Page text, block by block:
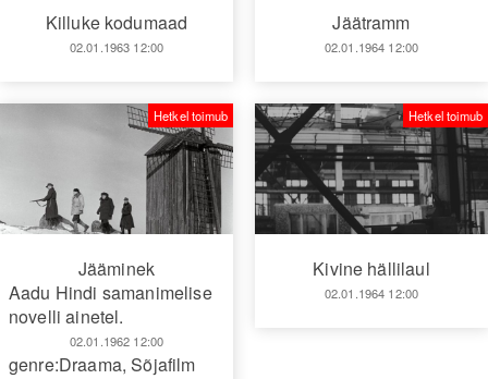
Killuke kodumaad
02.01.1963 12:00
Jäätramm
02.01.1964 12:00
Jääminek
Aadu Hindi samanimelise
novelli ainetel.
02.01.1962 12:00
Hetkel toimub
genre:Draama,Sõjafilm
Kivine hällilaul
02.01.1964 12:00
Hetkel toimub